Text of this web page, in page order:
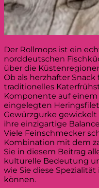
Der Rollmops ist ein
norddeutschen
über die
Ob als herzhafter
traditionelles
Komponente auf einem
eingelegten
Gewürzgurke
ihre einzigartige
Viele Feinschmecker
Kombination mit dem
Sie in diesem Beitrag
kulturelle Bedeutung
wie Sie diese
können.